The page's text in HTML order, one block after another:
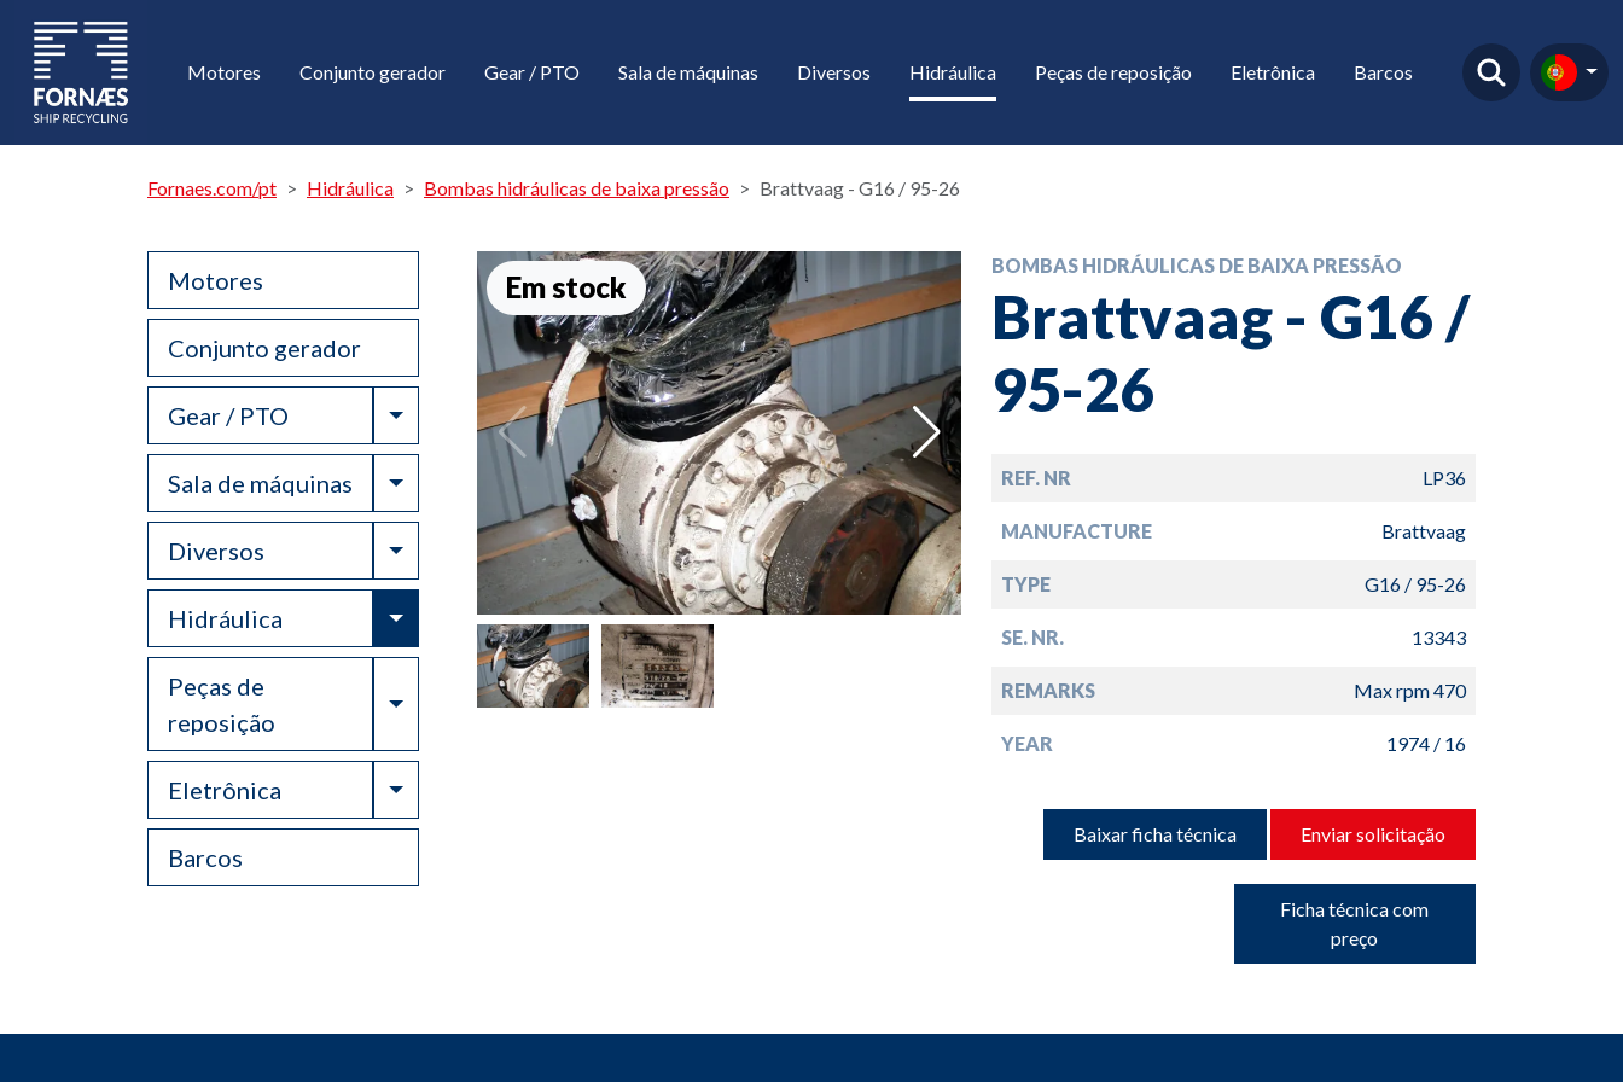
Motores Conjunto gerador Gear / PTO Sala de máquinas Diversos Hidráulica Peças de reposição Eletrônica Barcos
Fornaes.com/pt Hidráulica Bombas hidráulicas de baixa pressão Brattvaag - G16 / 95-26
Motores
Conjunto gerador
Gear / PTO Toggle Dropdown
Sala de máquinas Toggle Dropdown
Diversos Toggle Dropdown
Hidráulica Toggle Dropdown
Peças de
reposição
Toggle Dropdown
Eletrônica Toggle Dropdown
Barcos
Em stock
BOMBAS HIDRÁULICAS DE BAIXA PRESSÃO
Brattvaag - G16 /
95-26
REF. NR LP36
MANUFACTURE Brattvaag
TYPE G16 / 95-26
SE. NR. 13343
REMARKS Max rpm 470
YEAR 1974 / 16
Baixar ficha técnica Enviar solicitação
Ficha técnica com
preço